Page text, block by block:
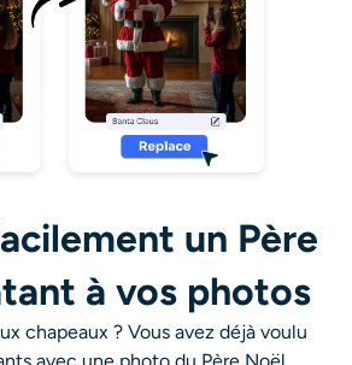
un Père
à vos photos
chapeaux ? Vous avez déjà voulu
avec une photo du Père Noël